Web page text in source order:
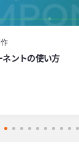
ネントの使い方